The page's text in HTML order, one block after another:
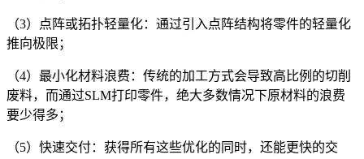
（3）点阵或拓扑轻量化：通过引入点阵结构将零件的轻量化
推向极限；
（4）最小化材料浪费：传统的加工方式会导致高比例的切削
废料，而通过SLM打印零件，绝大多数情况下原材料的浪费
要少得多；
（5）快速交付：获得所有这些优化的同时，还能更快的交